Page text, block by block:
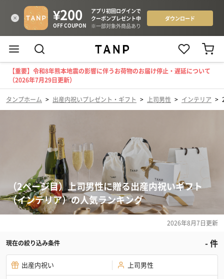
【重要】令和8年熊本地震の影響に伴うお荷物のお届け停止・遅延について
（2026年7月29日更新）
タンプホーム > 出産内祝いプレゼント・ギフト > 上司男性 > インテリア >
（2ページ目）上司男性に贈る出産内祝いギフト
（インテリア）の人気ランキング
2026年8月7日更新
現在の絞り込み条件 -件
出産内祝い 上司男性